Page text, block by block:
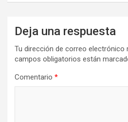
Deja una respuesta
Tu dirección de correo electrónico
campos obligatorios están
Comentario *